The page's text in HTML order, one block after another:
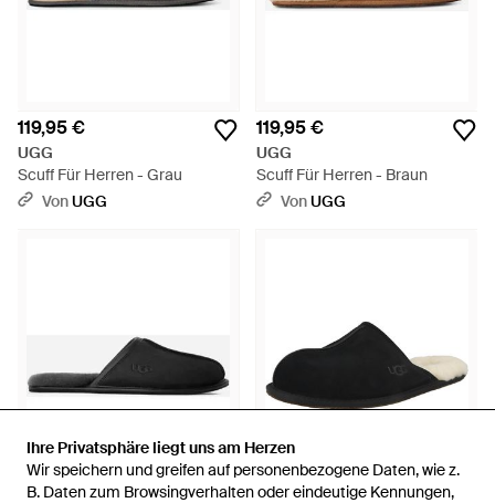
Ihre Privatsphäre liegt uns am Herzen
Wir speichern und greifen auf personenbezogene Daten, wie z.
B. Daten zum Browsingverhalten oder eindeutige Kennungen,
Ihre Privatsphäre liegt uns am Herzen
Wir speichern und greifen auf personenbezogene Daten, wie z.
B. Daten zum Browsingverhalten oder eindeutige Kennungen,
119,95 €
UGG
Scuff Für Herren - Grau
VonUGG
119,95 €
UGG
Scuff Für Herren - Braun
VonUGG